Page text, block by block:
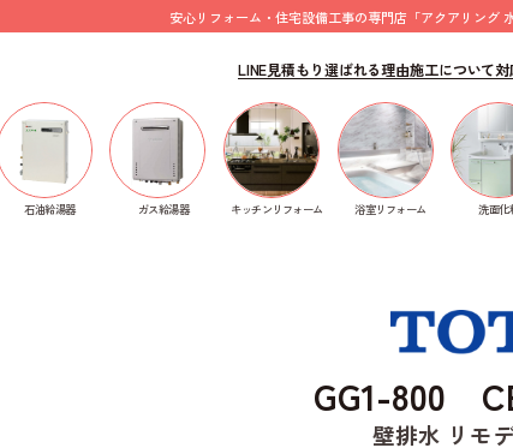
安心リフォーム・住宅設備工事の専門店「アクアリング
LINE見積もり選ばれる理由施工について
石油給湯器 ガス給湯器 キッチンリフォーム 浴室リフォーム 洗面化
GG-800> GG1-800 CES9315PX
GG1-800
壁排水 リモ